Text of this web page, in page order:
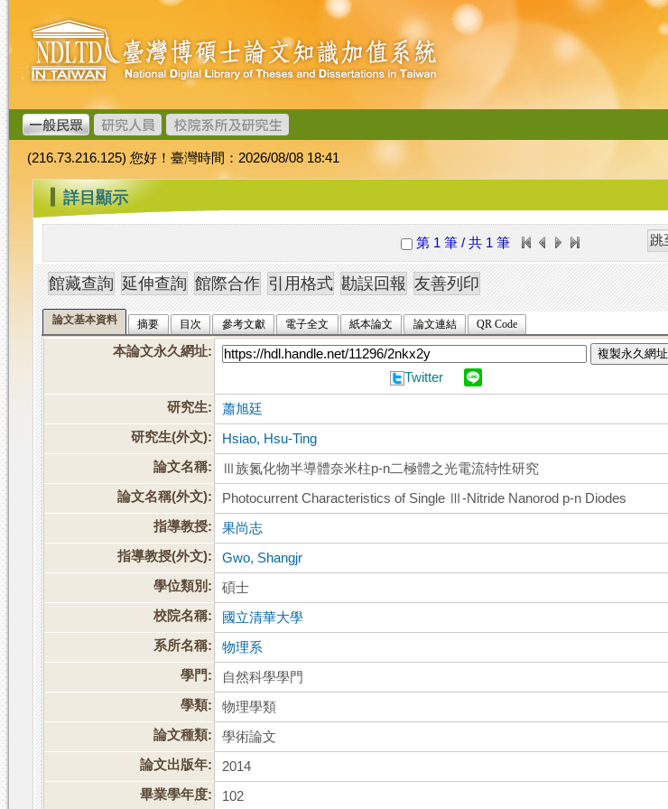
跳
到
主
要
內
容
臺
灣
博
碩
士
論
文
加
值
系
統
(216.73.216.125) 您好！臺灣時間：2026/08/08 18:41
::: 詳目顯示
第 1 筆 / 共 1 筆
論文基本資料 摘要 目次 參考文獻 電子全文 紙本論文 論文連結 QR Code
本論文永久網址: 複製永久網址
Twitter
研究生:
蕭旭廷
研究生(外文):
Hsiao, Hsu-Ting
論文名稱:
Ⅲ族氮化物半導體奈米柱p-n二極體之光電流特性研究
論文名稱(外文):
Photocurrent Characteristics of Single Ⅲ-Nitride Nanorod p-n Diodes
指導教授:
果尚志
指導教授(外文):
Gwo, Shangjr
學位類別:
碩士
校院名稱:
國立清華大學
系所名稱:
物理系
學門:
自然科學學門
學類:
物理學類
論文種類:
學術論文
論文出版年:
2014
畢業學年度:
102